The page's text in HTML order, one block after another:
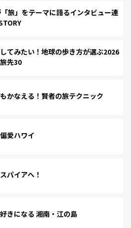
旅」をテーマに語るインタビュー連
てみたい！地球の歩き方が選ぶ2026
先30
かなえる！賢者の旅テクニック
愛ハワイ
パイアへ！
きになる 湘南・江の島